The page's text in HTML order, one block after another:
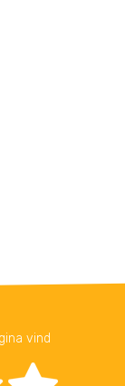
vind